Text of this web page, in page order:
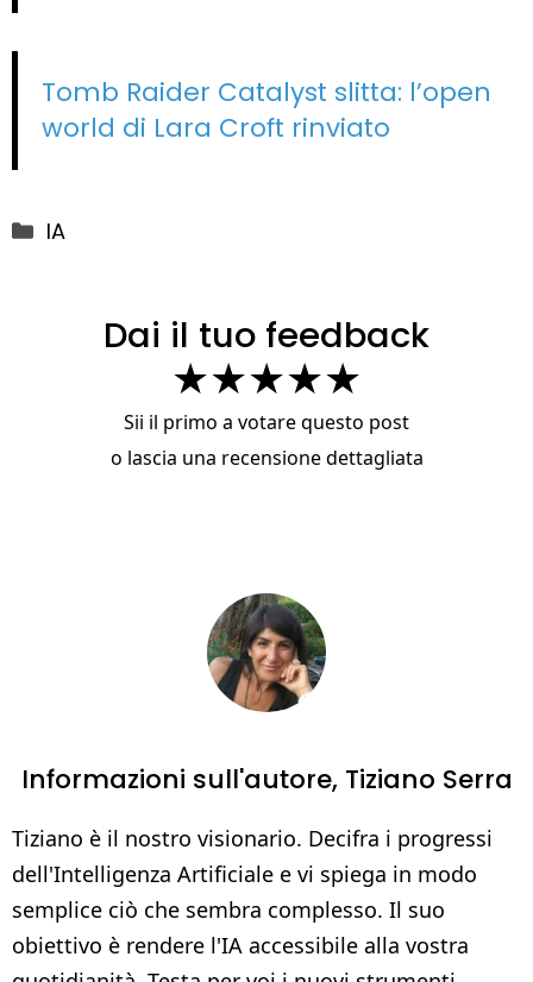
Tomb Raider Catalyst slitta: l’open
world di Lara Croft rinviato
Categorie
IA
Dai il tuo feedback
★★★★★
Sii il primo a votare questo post
o lascia una recensione dettagliata
Informazioni sull'autore, Tiziano Serra
Tiziano è il nostro visionario. Decifra i progressi
dell'Intelligenza Artificiale e vi spiega in modo
semplice ciò che sembra complesso. Il suo
obiettivo è rendere l'IA accessibile alla vostra